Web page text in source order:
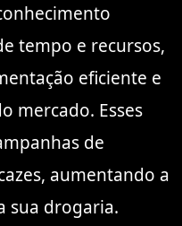
tempo e recursos,
eficiente e
mercado. Esses
de
aumentando a
sua drogaria.